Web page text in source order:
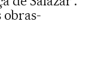
obras-